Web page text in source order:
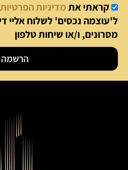
קראתי אתמדיניות הפרטיות
ל'עוצמה נכסים' לשלוח אליי
מסרונים, ו/או שיחות טלפון
הרשמה